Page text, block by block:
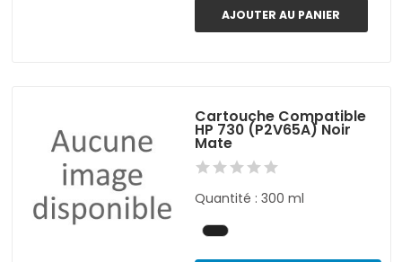
AJOUTER AU PANIER
Cartouche Compatible
HP 730 (P2V65A) Noir
Mate
Quantité : 300 ml